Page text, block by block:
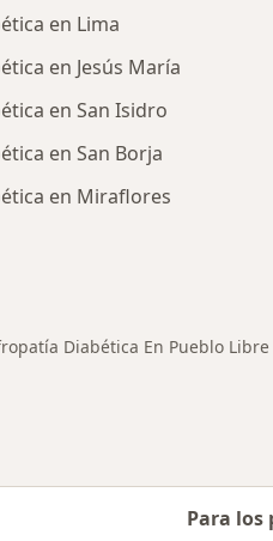
en Lima
en Jesús María
en San Isidro
en San Borja
en Miraflores
Diabética En Pueblo Libre
Para los